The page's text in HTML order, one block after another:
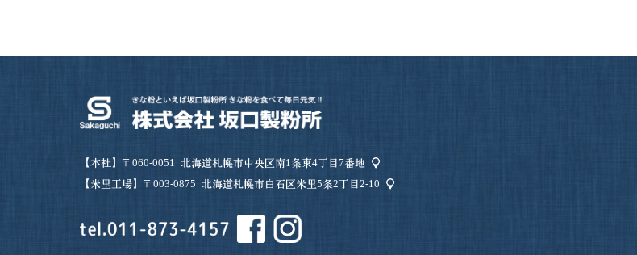
【本社】〒060-0051 北海道札幌市中央区南1条東4丁目7番地
【米里工場】〒003-0875 北海道札幌市白石区米里5条2丁目2-10